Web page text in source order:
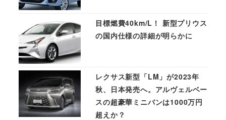
目標燃費40km/L！ 新型プリウス
の国内仕様の詳細が明らかに
レクサス新型「LM」が2023年
秋、日本発売へ。アルヴェルベー
スの超豪華ミニバンは1000万円
超えか？